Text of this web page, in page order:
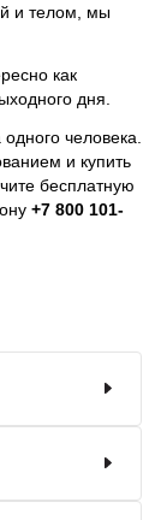
и телом, мы
как
дня.
одного человека.
и купить
бесплатную
+7 800 101-